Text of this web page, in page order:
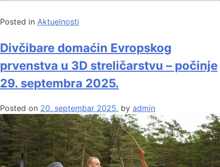
Posted in Aktuelnosti
Divčibare domaćin Evropskog
prvenstva u 3D streličarstvu – počinje
29. septembra 2025.
Posted on 20. septembar 2025. by admin